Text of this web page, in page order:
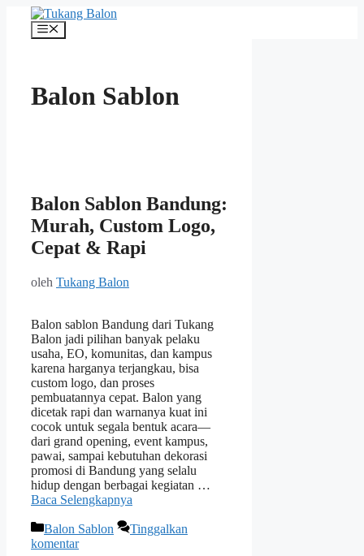
Langsung
Menu
Balon Sablon
Balon Sablon Bandung:
Murah, Custom Logo,
Cepat & Rapi
oleh Tukang Balon
Balon sablon Bandung dari Tukang
Balon jadi pilihan banyak pelaku
usaha, EO, komunitas, dan kampus
karena harganya terjangkau, bisa
custom logo, dan proses
pembuatannya cepat. Balon yang
dicetak rapi dan warnanya kuat ini
cocok untuk segala bentuk acara—
dari grand opening, event kampus,
pawai, sampai kebutuhan dekorasi
promosi di Bandung yang selalu
hidup dengan berbagai kegiatan …
Baca Selengkapnya
Kategori
Balon Sablon
Tinggalkan
komentar